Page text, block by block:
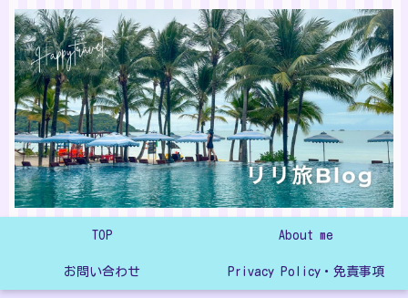
TOP About me
お問い合わせ Privacy Policy・免責事項